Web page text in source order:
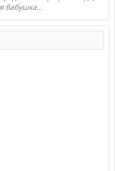
бабушка...